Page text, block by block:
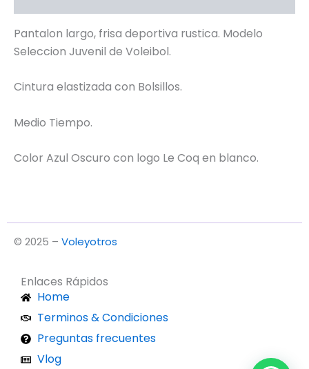
Pantalon largo, frisa deportiva rustica. Modelo
Seleccion Juvenil de Voleibol.
Cintura elastizada con Bolsillos.
Medio Tiempo.
Color Azul Oscuro con logo Le Coq en blanco.
© 2025 – Voleyotros
Enlaces Rápidos
Home
Terminos & Condiciones
Preguntas frecuentes
Vlog